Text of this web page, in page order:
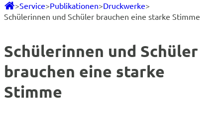
>Service>Publikationen>Druckwerke>
Schülerinnen und Schüler brauchen eine starke Stimme
Schülerinnen und Schüler
brauchen eine starke
Stimme